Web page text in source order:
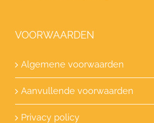
VOORWAARDEN
Algemene voorwaarden
Aanvullende voorwaarden
Privacy policy